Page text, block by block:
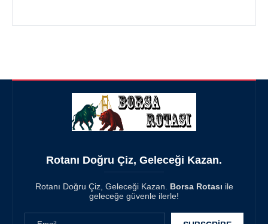
Rotanı Doğru Çiz, Geleceği Kazan.
Rotanı Doğru Çiz, Geleceği Kazan. Borsa Rotası ile
geleceğe güvenle ilerle!